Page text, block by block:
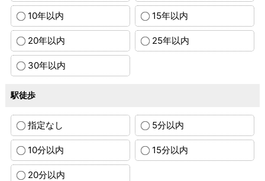
10年以内 15年以内
20年以内 25年以内
30年以内
駅徒歩
指定なし 5分以内
10分以内 15分以内
20分以内